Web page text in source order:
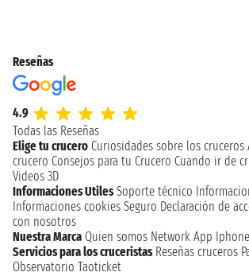
Reseñas
4.9
Todas las Reseñas
Elige tu crucero Curiosidades sobre los cruceros
crucero Consejos para tu Crucero Cuando ir de
Videos 3D
Informaciones Utiles Soporte técnico
Informaciones cookies Seguro Declaración de
con nosotros
Nuestra Marca Quien somos Network App Iphone
Servicios para los cruceristas Reseñas cruceros
Observatorio Taoticket